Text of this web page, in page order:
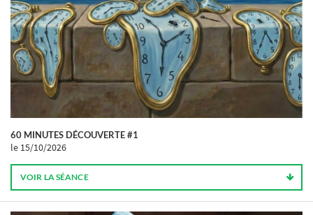
60 MINUTES DÉCOUVERTE #1
le 15/10/2026
VOIR LA SÉANCE